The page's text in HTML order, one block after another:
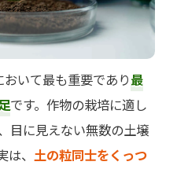
いて最も重要であり最
です。作物の栽培に適し
目に見えない無数の土壌
、 土の粒同士をくっつ